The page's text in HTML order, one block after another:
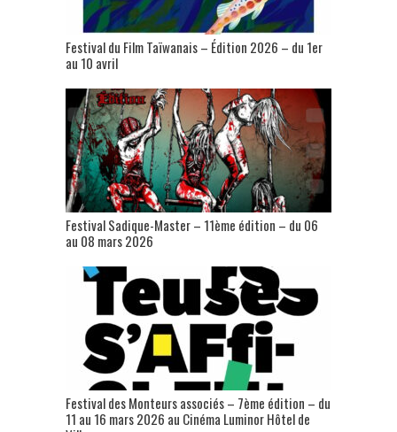
Festival du Film Taïwanais – Édition 2026 – du 1er
au 10 avril
Festival Sadique-Master – 11ème édition – du 06
au 08 mars 2026
Festival des Monteurs associés – 7ème édition – du
11 au 16 mars 2026 au Cinéma Luminor Hôtel de